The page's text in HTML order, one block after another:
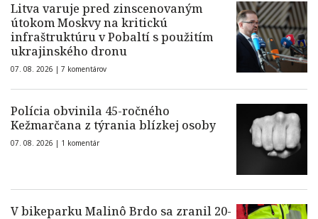
Litva varuje pred zinscenovaným
útokom Moskvy na kritickú
infraštruktúru v Pobaltí s použitím
ukrajinského dronu
07. 08. 2026 | 7 komentárov
Polícia obvinila 45-ročného
Kežmarčana z týrania blízkej osoby
07. 08. 2026 | 1 komentár
V bikeparku Malinô Brdo sa zranil 20-